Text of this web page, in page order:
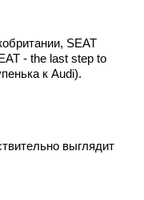
SEAT является
VAG в 1986 году)
линии
Lamborghini. В свою
"семейных"
и Bentley.
даже
группы: Audi
правда, от
SEAT
- the last step to
к Audi).
выглядит